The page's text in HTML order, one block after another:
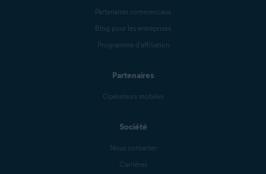
Partenaires commerciaux
Blog pour les entreprises
Programme d’affiliation
Partenaires
Opérateurs mobiles
Société
Nous contacter
Carrières